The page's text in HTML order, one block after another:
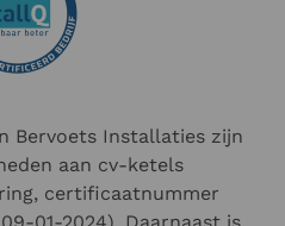
Bervoets Installaties zijn
aan cv-ketels
certificaatnummer